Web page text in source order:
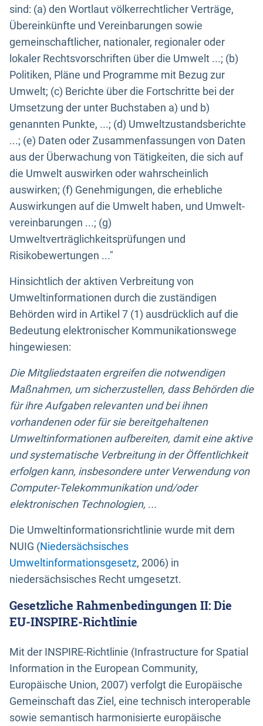
sind: (a) den Wortlaut völkerrechtlicher Verträge,
Übereinkünfte und Vereinbarungen sowie
gemeinschaftlicher, nationaler, regionaler oder
lokaler Rechtsvorschriften über die Umwelt ...; (b)
Politiken, Pläne und Programme mit Bezug zur
Umwelt; (c) Berichte über die Fortschritte bei der
Umsetzung der unter Buchstaben a) und b)
genannten Punkte, ...; (d) Umweltzustandsberichte
...; (e) Daten oder Zusammenfassungen von Daten
aus der Überwachung von Tätigkeiten, die sich auf
die Umwelt auswirken oder wahrscheinlich
auswirken; (f) Genehmigungen, die erhebliche
Auswirkungen auf die Umwelt haben, und Umwelt-
vereinbarungen ...; (g)
Umweltverträglichkeitsprüfungen und
Risikobewertungen ..."
Hinsichtlich der aktiven Verbreitung von
Umweltinformationen durch die zuständigen
Behörden wird in Artikel 7 (1) ausdrücklich auf die
Bedeutung elektronischer Kommunikationswege
hingewiesen:
Die Mitgliedstaaten ergreifen die notwendigen
Maßnahmen, um sicherzustellen, dass Behörden die
für ihre Aufgaben relevanten und bei ihnen
vorhandenen oder für sie bereitgehaltenen
Umweltinformationen aufbereiten, damit eine aktive
und systematische Verbreitung in der Öffentlichkeit
erfolgen kann, insbesondere unter Verwendung von
Computer-Telekommunikation und/oder
elektronischen Technologien, ...
Die Umweltinformationsrichtlinie wurde mit dem
NUIG (Niedersächsisches
Umweltinformationsgesetz, 2006) in
niedersächsisches Recht umgesetzt.
Gesetzliche Rahmenbedingungen II: Die
EU-INSPIRE-Richtlinie
Mit der INSPIRE-Richtlinie (Infrastructure for Spatial
Information in the European Community,
Europäische Union, 2007) verfolgt die Europäische
Gemeinschaft das Ziel, eine technisch interoperable
sowie semantisch harmonisierte europäische